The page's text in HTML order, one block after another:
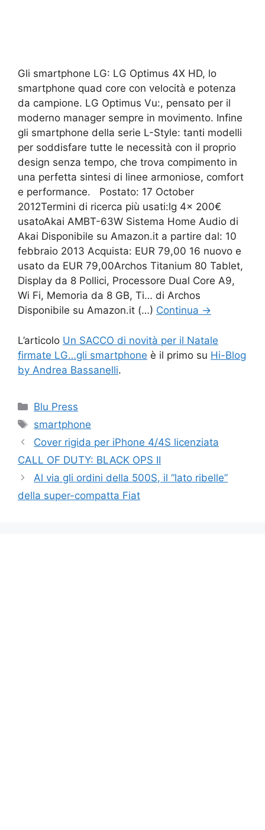
Gli smartphone LG: LG Optimus 4X HD, lo
smartphone quad core con velocità e potenza
da campione. LG Optimus Vu:, pensato per il
moderno manager sempre in movimento. Infine
gli smartphone della serie L-Style: tanti modelli
per soddisfare tutte le necessità con il proprio
design senza tempo, che trova compimento in
una perfetta sintesi di linee armoniose, comfort
e performance. Postato: 17 October
2012Termini di ricerca più usati:lg 4x 200€
usatoAkai AMBT-63W Sistema Home Audio di
Akai Disponibile su Amazon.it a partire dal: 10
febbraio 2013 Acquista: EUR 79,00 16 nuovo e
usato da EUR 79,00Archos Titanium 80 Tablet,
Display da 8 Pollici, Processore Dual Core A9,
Wi Fi, Memoria da 8 GB, Ti… di Archos
Disponibile su Amazon.it (…) Continua →
L’articolo Un SACCO di novità per il Natale
firmate LG…gli smartphone è il primo su Hi-Blog
by Andrea Bassanelli.
Categorie
Blu Press
Tag
smartphone
Cover rigida per iPhone 4/4S licenziata
CALL OF DUTY: BLACK OPS II
Al via gli ordini della 500S, il “lato ribelle”
della super-compatta Fiat